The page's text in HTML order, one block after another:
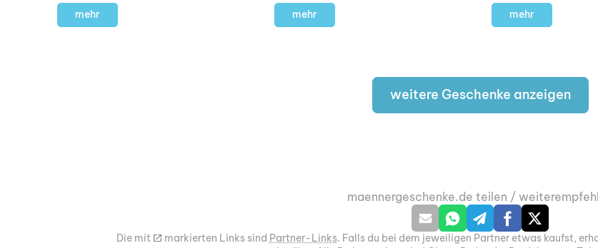
dem Geburtsjahr deines
Beschenkten.
mehr
Herr im Sessel sicher jeden Tag ein
Lächeln ins Gesicht gezaubert.
mehr mehr
weitere Geschenke anzeigen
maennergeschenke.de teilen /
Die mit m markierten Links sind Partner-Links. Falls du bei dem jeweiligen Partner etwas kaufst,